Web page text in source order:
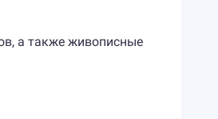
а также живописные